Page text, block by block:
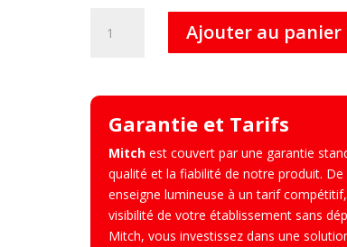
Enseigne
Lumineuse
Barbier
Ajouter au panier
Garantie et Tarifs
Mitchest couvert par une garantie
qualité et la fiabilité de notre produit.
enseigne lumineuse à un tarif
visibilité de votre établissement sans
Mitch, vous investissez dans une